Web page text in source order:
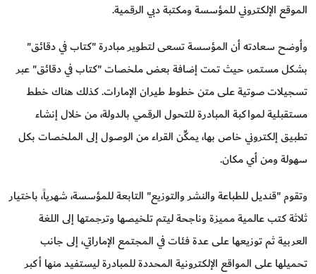
الموقع الإلكتروني للمؤسسة ومكتبة دبي الرقمية.
وأوضح سعادته أن المؤسسة تسعى لتطوير مبادرة "كتاب في دقائق"
بشكل مستمر، حيث تمت إضافة بعض ملخصات "كتاب في دقائق" عبر
تسجيلات صوتية على متن خطوط طيران الإمارات. كذلك هناك خطط
مستقبلية لمواكبة المبادرة للتحول الرقمي بالدولة، من خلال إنشاء
تطبيق إلكتروني خاص بها، يمكِّن القراء من الوصول إلى الملخصات بكل
سهولة ومن أي مكان.
وتقوم "قنديل للطباعة والنشر والتوزيع" التابعة للمؤسسة، شهرياً، باختيار
ثلاثة كتب عالمية مميزة وناجحة ليتم تلخيصها وترجمتها إلى اللغة
العربية ثم توزيعها على عدة فئات في المجتمع الإماراتي، إلى جانب
تحميلها على المواقع الإلكترونية المحددة للمبادرة ليستفيد منها أكبر